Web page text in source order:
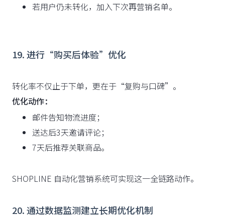
若用户仍未转化，加入下次再营销名单。
19. 进行“购买后体验”优化
转化率不仅止于下单，更在于“复购与口碑”。
优化动作：
邮件告知物流进度；
送达后3天邀请评论；
7天后推荐关联商品。
SHOPLINE 自动化营销系统可实现这一全链路动作。
20. 通过数据监测建立长期优化机制